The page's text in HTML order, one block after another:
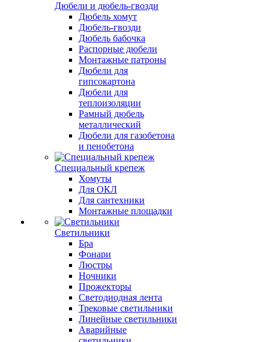
Дюбели и дюбель-гвозди
Дюбель хомут
Дюбель-гвозди
Дюбель бабочка
Распорные дюбели
Монтажные патроны
Дюбели для
гипсокартона
Дюбели для
теплоизоляции
Рамный дюбель
металлический
Дюбели для газобетона
и пенобетона
Специальный крепеж
Хомуты
Для ОКЛ
Для сантехники
Монтажные площадки
Светильники
Бра
Фонари
Люстры
Ночники
Прожекторы
Светодиодная лента
Трековые светильники
Линейные светильники
Аварийные